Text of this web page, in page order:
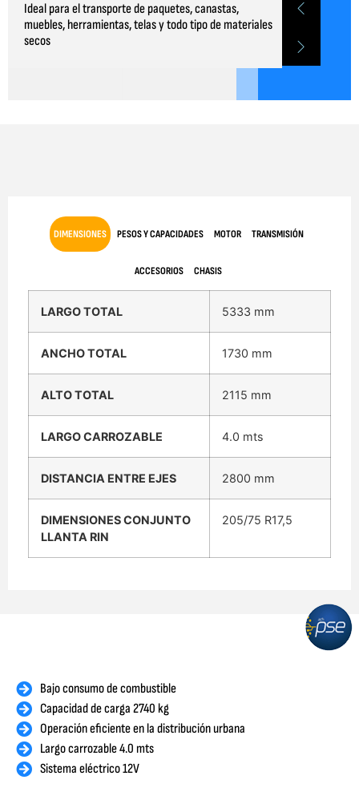
Ideal para el transporte de paquetes, canastas,
muebles, herramientas, telas y todo tipo de materiales
secos
DIMENSIONES PESOS Y CAPACIDADES MOTOR TRANSMISIÓN
ACCESORIOS CHASIS
LARGO TOTAL 5333 mm
ANCHO TOTAL 1730 mm
ALTO TOTAL 2115 mm
LARGO CARROZABLE 4.0 mts
DISTANCIA ENTRE EJES 2800 mm
DIMENSIONES CONJUNTO
LLANTA RIN
205/75 R17,5
Bajo consumo de combustible
Capacidad de carga 2740 kg
Operación eficiente en la distribución urbana
Largo carrozable 4.0 mts
Sistema eléctrico 12V